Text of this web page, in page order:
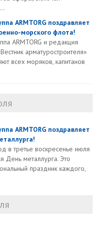
ARMTORG поздравляет
морского флота!
ARMTORG и редакция
арматуростроителя»
всех моряков, капитанов
ARMTORG поздравляет
в третье воскресенье июля
День металлурга. Это
праздник каждого,